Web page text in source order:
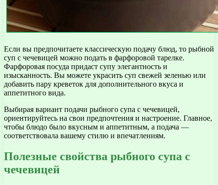
Если вы предпочитаете классическую подачу блюд, то рыбной
суп с чечевицей можно подать в фарфоровой тарелке.
Фарфоровая посуда придаст супу элегантность и
изысканность. Вы можете украсить суп свежей зеленью или
добавить пару креветок для дополнительного вкуса и
аппетитного вида.
Выбирая вариант подачи рыбного супа с чечевицей,
ориентируйтесь на свои предпочтения и настроение. Главное,
чтобы блюдо было вкусным и аппетитным, а подача —
соответствовала вашему стилю и впечатлениям.
Полезные свойства рыбного супа с
чечевицей